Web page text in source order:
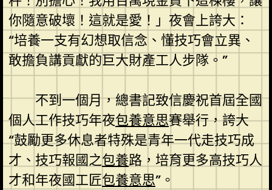
你隨意破壞！這就是愛！」夜會上誇大：
“培養一支有幻想取信念、懂技巧會立異、
敢擔負講貢獻的巨大財產工人步隊。”
不到一個月，總書記致信慶祝首屆全國
個人工作技巧年夜包養意思賽舉行，誇大
“鼓勵更多休息者特殊是青年一代走技巧成
才、技巧報國之包養路，培育更多高技巧人
才和年夜國工匠包養意思”。